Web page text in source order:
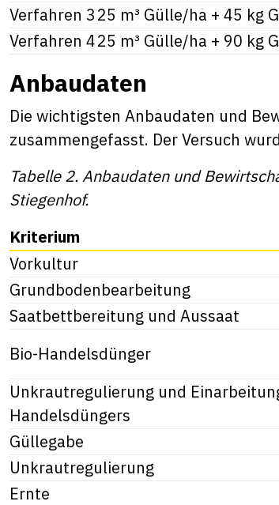
Verfahren 325 m³ Gülle/ha + 45 kg
Verfahren 425 m³ Gülle/ha + 90 kg
Anbaudaten
Die wichtigsten Anbaudaten und
zusammengefasst. Der Versuch
Tabelle 2. Anbaudaten und
Stiegenhof.
Kriterium
Vorkultur
Grundbodenbearbeitung
Saatbettbereitung und Aussaat
Bio-Handelsdünger
Unkrautregulierung und
Handelsdüngers
Güllegabe
Unkrautregulierung
Ernte